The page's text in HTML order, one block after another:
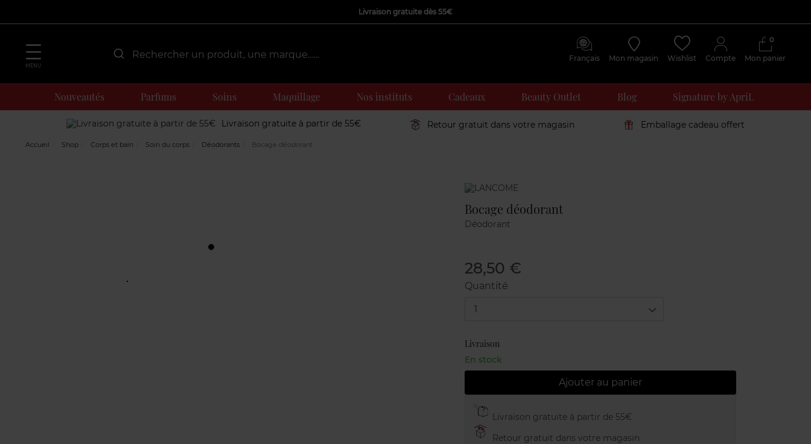
Livraison gratuite dès 55€
MENU
Français Mon magasin Wishlist Compte Mon panier
0
Nouveautés Parfums Soins Maquillage Nos instituts Cadeaux Beauty Outlet Blog Signature by ApriL
Livraison gratuite à partir de 55€ Retour gratuit dans votre magasin Emballage cadeau offert
Accueil Shop Corps et bain Soin du corps Déodorants Bocage déodorant
Marque
Bocage déodorant
Déodorant
28,50 €
Quantité
1
Livraison
En stock
Ajouter au panier
Livraison gratuite à partir de 55€
Retour gratuit dans votre magasin